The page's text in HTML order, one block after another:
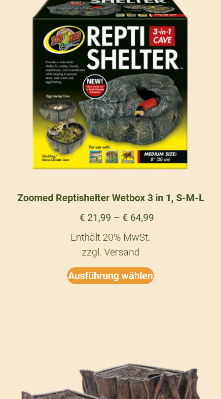
Zoomed Reptishelter Wetbox 3 in 1, S-M-L
€ 21,99 – € 64,99
Enthält 20% MwSt.
zzgl. Versand
Ausführung wählen